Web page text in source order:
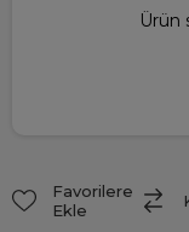
Ürün
Favorilere
Ekle